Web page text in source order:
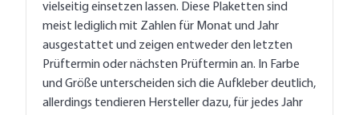
vielseitig einsetzen lassen. Diese Plaketten sind
meist lediglich mit Zahlen für Monat und Jahr
ausgestattet und zeigen entweder den letzten
Prüftermin oder nächsten Prüftermin an. In Farbe
und Größe unterscheiden sich die Aufkleber deutlich,
allerdings tendieren Hersteller dazu, für jedes Jahr